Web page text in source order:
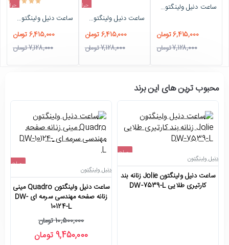
ساعت دنیل ولینگتون زنانه مربعی نقره ای صفحه سفید DW-4476-L
6,415,000 تومان
7,128,000 تومان
حراج
ساعت دنیل ولینگتون مربعی زنانه دورنگ رزگلد صفحه سفید DW-4477-L
6,415,000 تومان
7,128,000 تومان
حراج
ساعت دنیل ولینگتون زنانه مربعی دورنگ رزگلد صفحه سبز DW-4479-L
6,415,000 تومان
7,128,000 تومان
محبوب ترین های این برند
حراج
اتمام موجودی
دنیل ولینگتون
ساعت دنیل ولینگتون Jolie زنانه بند
کارتیری طلایی DW-7539-L
حراج
جدید
-10%
دنیل ولینگتون
ساعت دنیل ولینگتون Quadro مینی
زنانه صفحه مهندسی سرمه ای DW-
10124-L
9,450,000 تومان
10,500,000 تومان